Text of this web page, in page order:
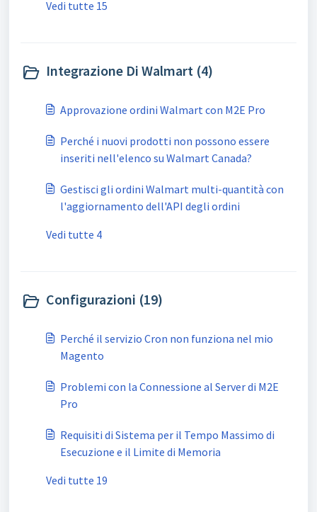
Vedi tutte 15
Integrazione Di Walmart (4)
Approvazione ordini Walmart con M2E Pro
Perché i nuovi prodotti non possono essere
inseriti nell'elenco su Walmart Canada?
Gestisci gli ordini Walmart multi-quantità con
l'aggiornamento dell'API degli ordini
Vedi tutte 4
Configurazioni (19)
Perché il servizio Cron non funziona nel mio
Magento
Problemi con la Connessione al Server di M2E
Pro
Requisiti di Sistema per il Tempo Massimo di
Esecuzione e il Limite di Memoria
Vedi tutte 19